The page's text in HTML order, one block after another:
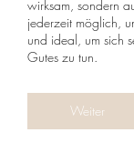
wirksam, sondern
jederzeit möglich,
und ideal, um sich
Gutes zu tun.
Weiter